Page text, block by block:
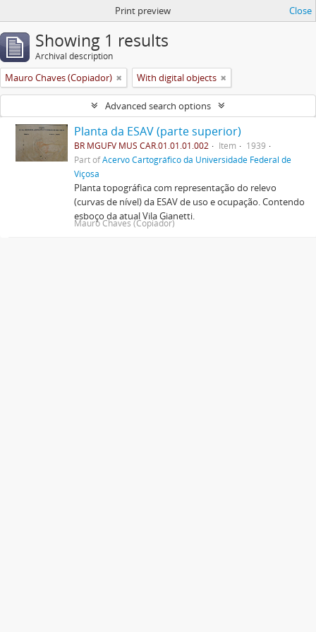
Print preview Close
Showing 1 results
Archival description
Mauro Chaves (Copiador) With digital objects
Advanced search options
Planta da ESAV (parte superior)
BR MGUFV MUS CAR.01.01.01.002 Item
1939
Part ofAcervo Cartográfico da Universidade Federal de
Viçosa
Planta topográfica com representação do relevo
(curvas de nível) da ESAV de uso e ocupação. Contendo
esboço da atual Vila Gianetti.
Mauro Chaves (Copiador)